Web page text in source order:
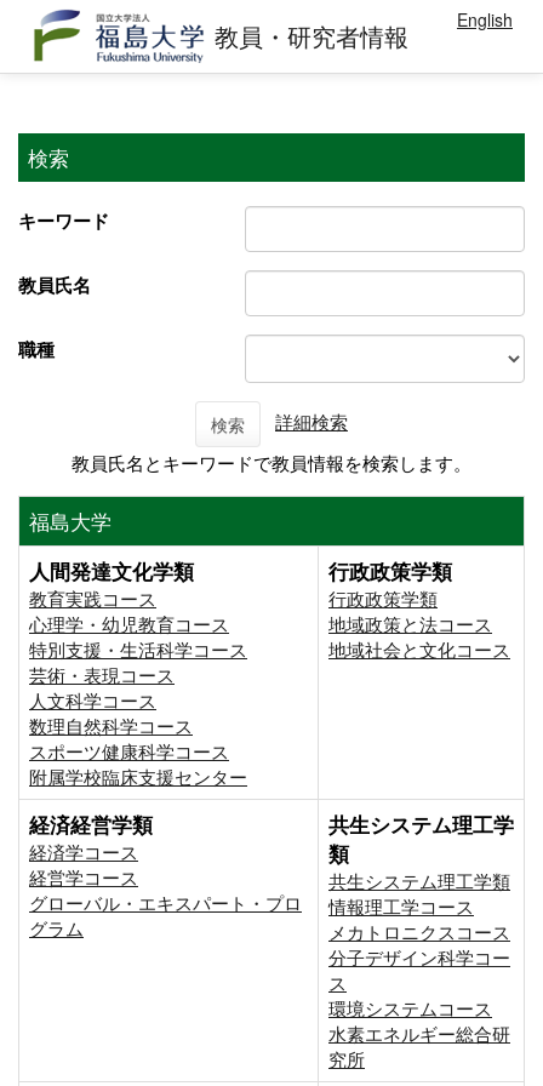
教員・研究者情報 English
検索
キーワード
教員氏名
職種
検索
詳細検索
教員氏名とキーワードで教員情報を検索します。
福島大学
人間発達文化学類
教育実践コース
心理学・幼児教育コース
特別支援・生活科学コース
芸術・表現コース
人文科学コース
数理自然科学コース
スポーツ健康科学コース
附属学校臨床支援センター
行政政策学類
行政政策学類
地域政策と法コース
地域社会と文化コース
経済経営学類
経済学コース
経営学コース
グローバル・エキスパート・プロ
グラム
共生システム理工学
類
共生システム理工学類
情報理工学コース
メカトロニクスコース
分子デザイン科学コー
ス
環境システムコース
⽔素エネルギー総合研
究所